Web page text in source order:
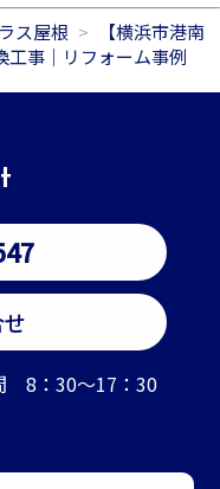
ス屋根
【横浜市港南
工事｜リフォーム事例
8：30～17：30